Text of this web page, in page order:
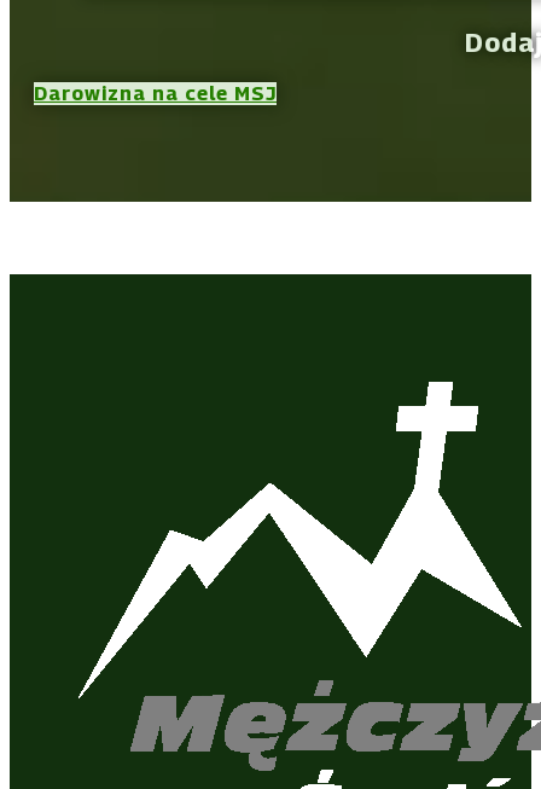
Darowizna na cele MSJ